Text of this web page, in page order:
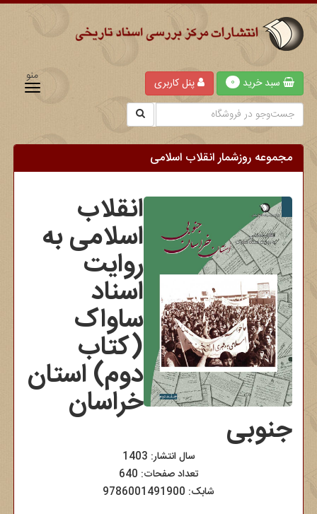
منو سبد خرید 0 پنل کاربری
مجموعه روزشمار انقلاب اسلامی
انقلاب
اسلامی به
روایت
اسناد
ساواک
(کتاب
دوم) استان
خراسان
جنوبی
سال انتشار: 1403
تعداد صفحات: 640
شابک: 9786001491900